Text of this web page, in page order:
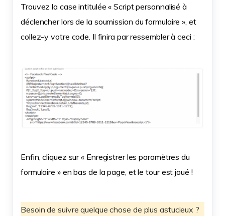
Trouvez la case intitulée « Script personnalisé à
déclencher lors de la soumission du formulaire », et
collez-y votre code. Il finira par ressembler à ceci :
Enfin, cliquez sur « Enregistrer les paramètres du
formulaire » en bas de la page, et le tour est joué !
Besoin de suivre quelque chose de plus astucieux ?